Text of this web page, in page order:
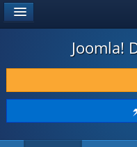
Joomla!